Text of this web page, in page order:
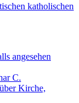
katholischen
angesehen
C.